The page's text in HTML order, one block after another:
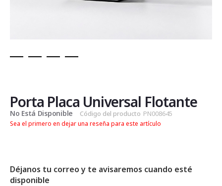
de
la
galería
de
Porta Placa Universal Flotante
No Está Disponible Código del producto PN008645
Sea el primero en dejar una reseña para este artículo
Déjanos tu correo y te avisaremos cuando esté
disponible